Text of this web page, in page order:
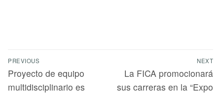
PREVIOUS
Proyecto de equipo
multidisciplinario es
NEXT
La FICA promocionará
sus carreras en la “Expo